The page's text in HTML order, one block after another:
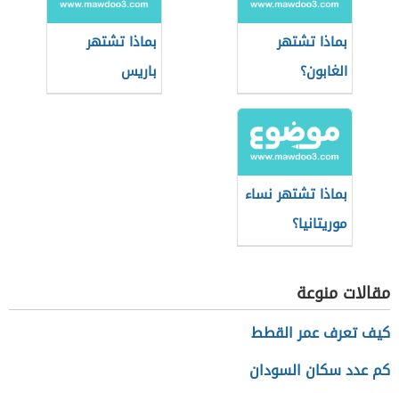
بماذا تشتهر
الغابون؟
بماذا تشتهر
باريس
بماذا تشتهر نساء
موريتانيا؟
مقالات منوعة
كيف تعرف عمر القطط
كم عدد سكان السودان